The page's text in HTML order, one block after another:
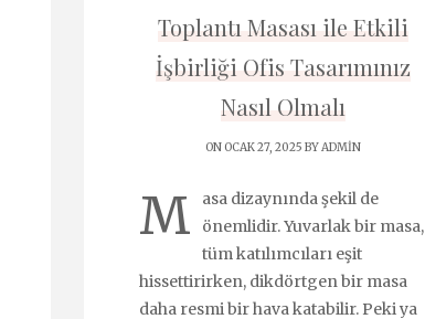
Toplantı Masası ile Etkili
İşbirliği Ofis Tasarımınız
Nasıl Olmalı
ON OCAK 27, 2025 BYADMIN
M
asa dizaynında şekil de
önemlidir. Yuvarlak bir masa,
tüm katılımcıları eşit
hissettirirken, dikdörtgen bir masa
daha resmi bir hava katabilir. Peki ya